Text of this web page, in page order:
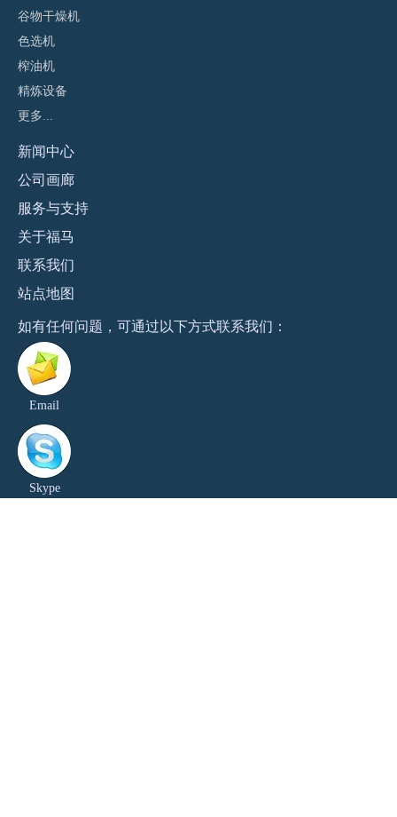
谷物干燥机
色选机
榨油机
精炼设备
更多...
新闻 中心
公司画廊
服务与支持
关于福马
联系我们
站点地图
​如有任何问题，可通过以下方式联系我们：
Email
Skype